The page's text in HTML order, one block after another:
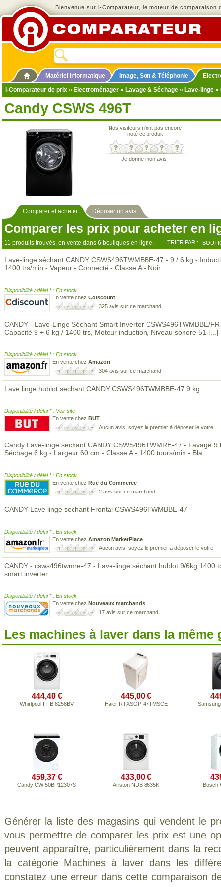
Bienvenue sur i-Comparateur, le moteur de comparaison
Matériel informatique Image, Son & Téléphonie
i-Comparateur de prix » Electroménager » Lavage & Séchage » Lave-linge »
Candy CSWS 496T
Nos visiteurs n'ont pas encore
noté ce produit
Je donne mon avis !
Comparer et acheter Déposer un avis
Comparer les prix pour acheter en
11 produits trouvés, en vente dans 6 boutiques en ligne. TRIER PAR :
Lave-linge séchant CANDY CSWS496TWMBBE-47 - 9 / 6 kg -
1400 trs/min - Vapeur - Connecté - Classe A - Noir
Disponibilité / délai * : En stock
En vente chez Cdiscount
325 avis sur ce marchand
CANDY - Lave-Linge Séchant Smart Inverter CSWS496TWMBBE/FR
Capacité 9 + 6 kg / 1400 trs, Moteur induction, Niveau sonore 51 [...]
Disponibilité / délai * : En stock
En vente chez Amazon
304 avis sur ce marchand
Lave linge hublot sechant CANDY CSWS496TWMBBE-47 9 kg
Disponibilité / délai * : Voir site
En vente chez BUT
Aucun avis, soyez le premier à déposer le votre
Candy Lave-linge séchant CANDY CSWS496TWMRE-47 - Lavage 9
Séchage 6 kg - Largeur 60 cm - Classe A - 1400 tours/min - Bla
Disponibilité / délai * : En stock
En vente chez Rue du Commerce
2 avis sur ce marchand
CANDY Lave linge sechant Frontal CSWS496TWMBBE-47
Disponibilité / délai * : En stock
En vente chez Amazon MarketPlace
Aucun avis, soyez le premier à déposer le votre
CANDY - csws496twmre-47 - Lave-linge séchant hublot 9/6kg 1400
smart inverter
Disponibilité / délai * : En stock
En vente chez Nouveaux marchands
17 avis sur ce marchand
Les machines à laver dans la même
444,40 €
Whirlpool FFB 8258BV
445,00 €
Haier RTXSGP-47TMSCE
459,37 €
Candy CW 50BP12307S
433,00 €
Ariston NDB 8635K Bosch
Générer la liste des magasins qui vendent le
vous permettre de comparer les prix est une
peuvent apparaître, particulièrement dans la
la catégorie Machines à laver dans les
constatez une erreur dans cette comparaison